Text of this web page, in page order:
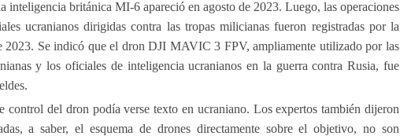
inteligencia británica MI-6 apareció en agosto de 2023. Luego, las operaciones
ucranianos dirigidas contra las tropas milicianas fueron registradas por la
2023. Se indicó que el dron DJI MAVIC 3 FPV, ampliamente utilizado por las
y los oficiales de inteligencia ucranianos en la guerra contra Rusia, fue
control del dron podía verse texto en ucraniano. Los expertos también dijeron
a saber, el esquema de drones directamente sobre el objetivo, no son